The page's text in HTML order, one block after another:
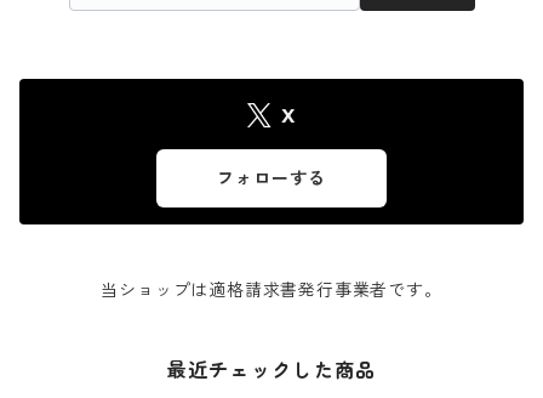
X
フォローする
当ショップは適格請求書発行事業者です。
最近チェックした商品